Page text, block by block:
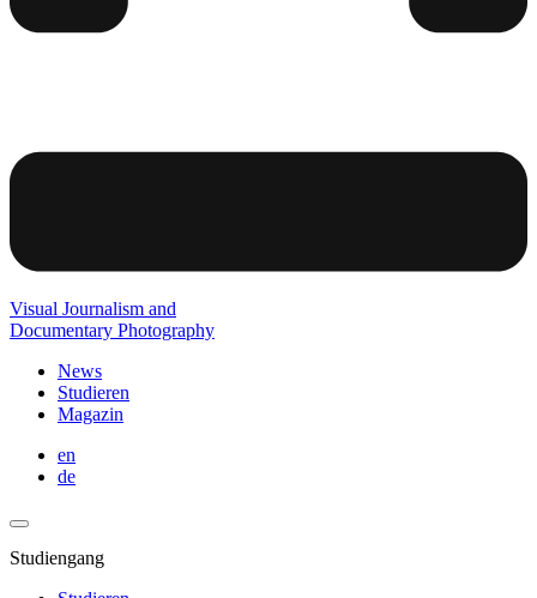
Visual Journalism and
Documentary Photography
News
Studieren
Magazin
en
de
Studiengang